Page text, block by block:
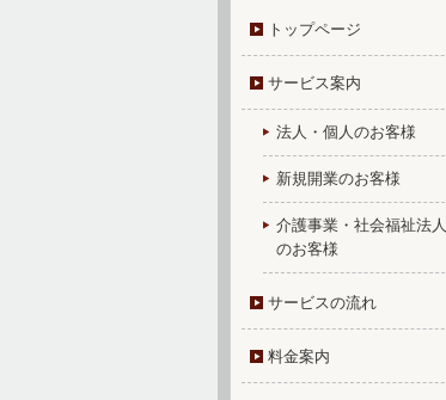
トップページ
サービス案内
法人・個人のお客様
新規開業のお客様
介護事業・社会福祉法人
のお客様
サービスの流れ
料金案内